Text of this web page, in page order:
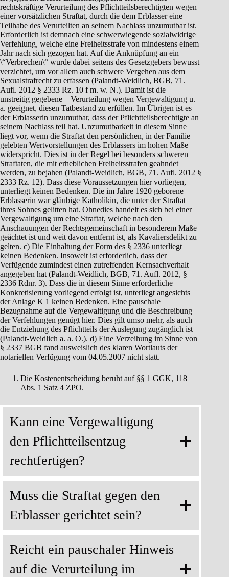
rechtskräftige Verurteilung des Pflichtteilsberechtigten wegen
einer vorsätzlichen Straftat, durch die dem Erblasser eine
Teilhabe des Verurteilten an seinem Nachlass unzumutbar ist.
Erforderlich ist demnach eine schwerwiegende sozialwidrige
Verfehlung, welche eine Freiheitsstrafe von mindestens einem
Jahr nach sich gezogen hat. Auf die Anknüpfung an ein
\“Verbrechen\“ wurde dabei seitens des Gesetzgebers bewusst
verzichtet, um vor allem auch schwere Vergehen aus dem
Sexualstrafrecht zu erfassen (Palandt-Weidlich, BGB, 71.
Aufl. 2012 § 2333 Rz. 10 f m. w. N.). Damit ist die –
unstreitig gegebene – Verurteilung wegen Vergewaltigung u.
a. geeignet, diesen Tatbestand zu erfüllen. Im Übrigen ist es
der Erblasserin unzumutbar, dass der Pflichtteilsberechtigte an
seinem Nachlass teil hat. Unzumutbarkeit in diesem Sinne
liegt vor, wenn die Straftat den persönlichen, in der Familie
gelebten Wertvorstellungen des Erblassers im hohen Maße
widerspricht. Dies ist in der Regel bei besonders schweren
Straftaten, die mit erheblichen Freiheitsstrafen geahndet
werden, zu bejahen (Palandt-Weidlich, BGB, 71. Aufl. 2012 §
2333 Rz. 12). Dass diese Voraussetzungen hier vorliegen,
unterliegt keinen Bedenken. Die im Jahre 1920 geborene
Erblasserin war gläubige Katholikin, die unter der Straftat
ihres Sohnes gelitten hat. Ohnedies handelt es sich bei einer
Vergewaltigung um eine Straftat, welche nach den
Anschauungen der Rechtsgemeinschaft in besonderem Maße
geächtet ist und weit davon entfernt ist, als Kavaliersdelikt zu
gelten. c) Die Einhaltung der Form des § 2336 unterliegt
keinen Bedenken. Insoweit ist erforderlich, dass der
Verfügende zumindest einen zutreffenden Kernsachverhalt
angegeben hat (Palandt-Weidlich, BGB, 71. Aufl. 2012, §
2336 Rdnr. 3). Dass die in diesem Sinne erforderliche
Konkretisierung vorliegend erfolgt ist, unterliegt angesichts
der Anlage K 1 keinen Bedenken. Eine pauschale
Bezugnahme auf die Vergewaltigung und die Beschreibung
der Verfehlungen genügt hier. Dies gilt umso mehr, als auch
die Entziehung des Pflichtteils der Auslegung zugänglich ist
(Palandt-Weidlich a. a. O.). d) Eine Verzeihung im Sinne von
§ 2337 BGB fand ausweislich des klaren Wortlauts der
notariellen Verfügung vom 04.05.2007 nicht statt.
Die Kostenentscheidung beruht auf §§ 1 GGK, 118
Abs. 1 Satz 4 ZPO.
Kann eine Vergewaltigung
den Pflichtteilsentzug
rechtfertigen?
Muss die Straftat gegen den
Erblasser gerichtet sein?
Reicht ein pauschaler Hinweis
auf die Verurteilung im